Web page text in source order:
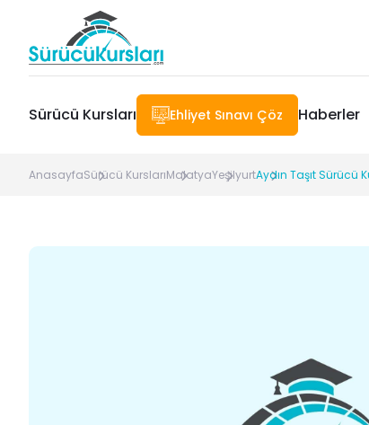
Sürücü Kursları Ehliyet Sınavı Çöz Haberler
AnasayfaSürücü KurslarıMalatyaYeşilyurtAydın Taşıt Sürücü